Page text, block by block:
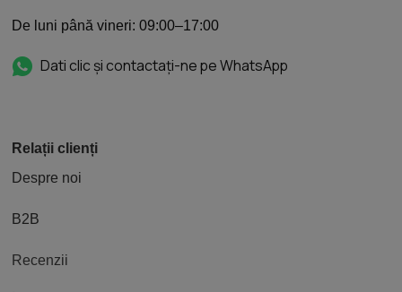
De luni până vineri: 09:00–17:00
Dati clic și contactați-ne pe WhatsApp
Relații clienți
Despre noi
B2B
Recenzii